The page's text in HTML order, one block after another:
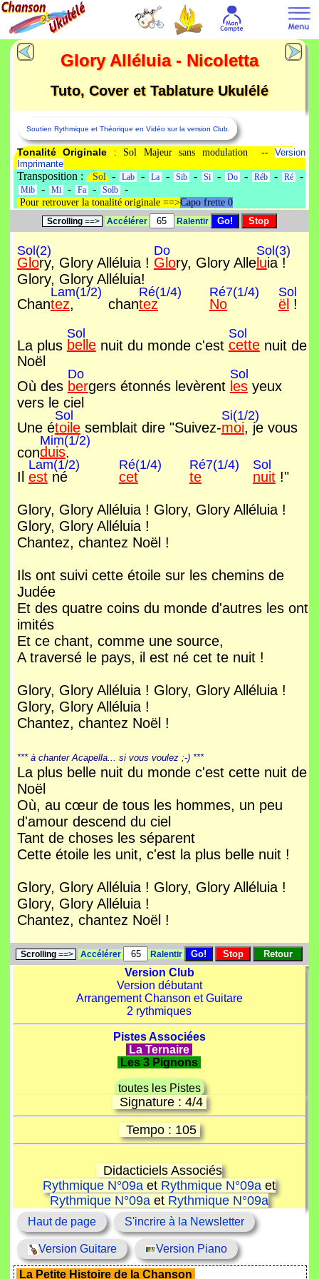
Glory Alléluia - Nicoletta
Tuto, Cover et Tablature Ukulélé
Soutien Rythmique et Théorique en Vidéo sur la version Club.
Tonalité Originale : Sol Majeur sans modulation --Version
Imprimante
Transposition : Sol- Lab - La - Sib - Si - Do - Réb - Ré -
Mib - Mi - Fa - Solb -
Pour retrouver la tonalité originale ==>Capo frette 0
Scrolling ==> Accélérer Ralentir
Sol(2)
Glory, Glory Alléluia !
Do
Glory, Glory Alle
Sol(3)
luia !
Glory, Glory Alléluia!
Chan
Lam(1/2)
tez, chan
Ré(1/4)
tez
Ré7(1/4)
No
Sol
ël!
La plus
Sol
bellenuit du monde c'est
Sol
cettenuit de
Noël
Où des
Do
bergers étonnés levèrent
Sol
lesyeux
vers le ciel
Une é
Sol
toilesemblait dire "Suivez-
Si(1/2)
moi, je vous
con
Mim(1/2)
duis.
Il
Lam(1/2)
estné
Ré(1/4)
cet
Ré7(1/4)
te
Sol
nuit!"
Glory, Glory Alléluia ! Glory, Glory Alléluia !
Glory, Glory Alléluia !
Chantez, chantez Noël !
Ils ont suivi cette étoile sur les chemins de
Judée
Et des quatre coins du monde d'autres les ont
imités
Et ce chant, comme une source,
A traversé le pays, il est né cet te nuit !
Glory, Glory Alléluia ! Glory, Glory Alléluia !
Glory, Glory Alléluia !
Chantez, chantez Noël !
*** à chanter Acapella... si vous voulez ;-) ***
La plus belle nuit du monde c'est cette nuit de
Noël
Où, au cœur de tous les hommes, un peu
d'amour descend du ciel
Tant de choses les séparent
Cette étoile les unit, c'est la plus belle nuit !
Glory, Glory Alléluia ! Glory, Glory Alléluia !
Glory, Glory Alléluia !
Chantez, chantez Noël !
Scrolling==> Accélérer Ralentir
Version Club
Version débutant
Arrangement Chanson et Guitare
2 rythmiques
Pistes Associées
La Ternaire
Les 3 Pignons
toutes les Pistes
Signature : 4/4
Tempo : 105
Didacticiels Associés
Rythmique N°09a et Rythmique N°09a et
Rythmique N°09a et Rythmique N°09a
Haut de page S'incrire à la Newsletter
Version Guitare Version Piano
La Petite Histoire de la Chanson